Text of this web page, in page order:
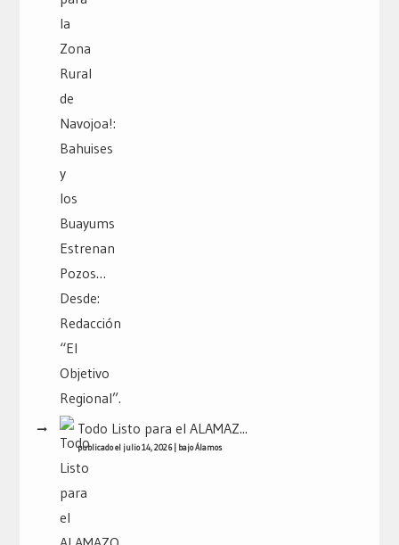
Todo Listo para el ALAMAZ...
publicado el julio 14, 2026| bajoÁlamos